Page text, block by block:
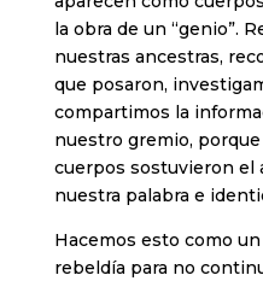
la obra de un “genio”.
nuestras ancestras,
que posaron,
compartimos la
nuestro gremio,
cuerpos sostuvieron el
nuestra palabra e
Hacemos esto como
rebeldía para no